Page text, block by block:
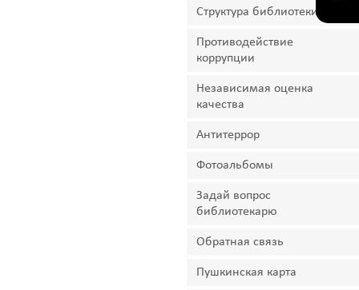
Структура библиотеки
Противодействие
коррупции
Независимая оценка
качества
Антитеррор
Фотоальбомы
Задай вопрос
библиотекарю
Обратная связь
Пушкинская карта